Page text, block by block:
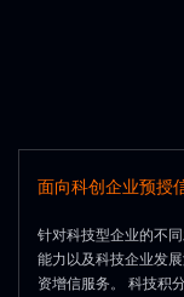
面向科创企业预授
针对科技型企业的不
能力以及科技企业发
资增信服务。 科技积